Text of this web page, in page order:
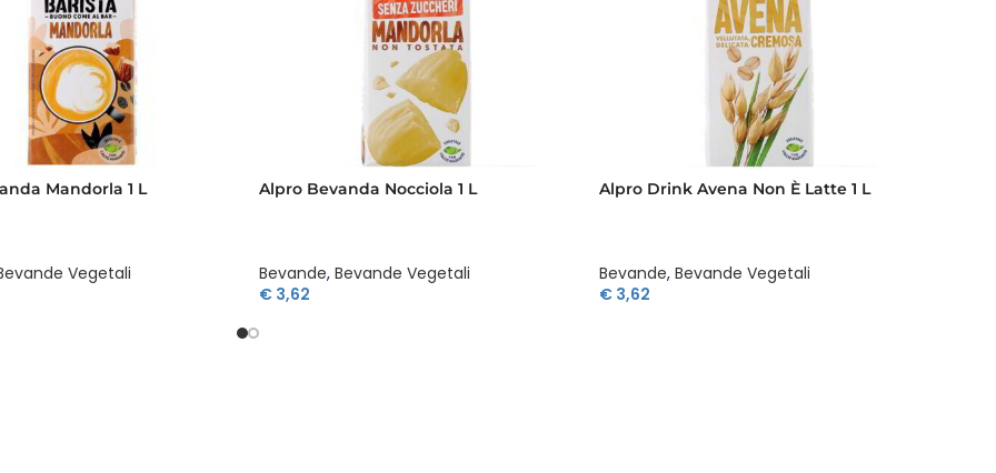
Mandorla 1 L
Vegetali
Alpro Bevanda Nocciola 1 L
Bevande, Bevande Vegetali
€ 3,62
Alpro Drink Avena Non È Latte 1 L
Bevande, Bevande Vegetali
€3,62